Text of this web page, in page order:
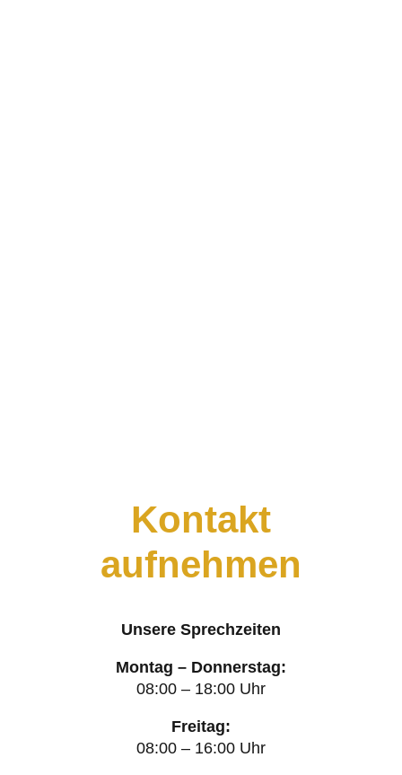
Kontakt
aufnehmen
Unsere Sprechzeiten
Montag – Donnerstag:
08:00 – 18:00 Uhr
Freitag:
08:00 – 16:00 Uhr